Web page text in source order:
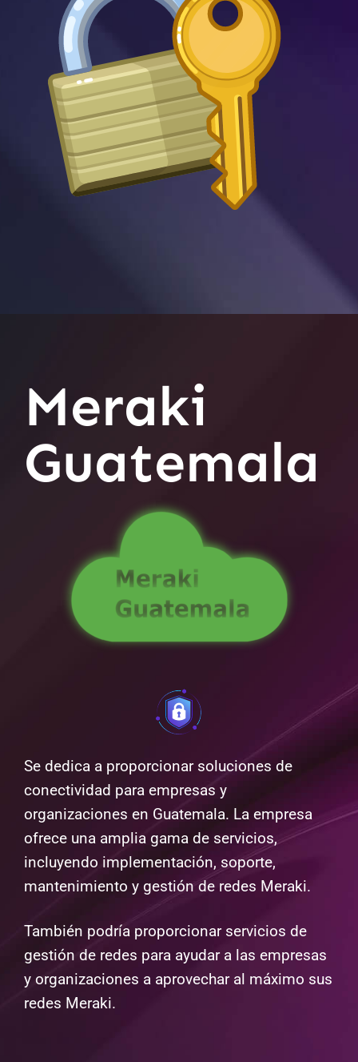
Meraki
Guatemala
Se dedica a proporcionar soluciones de
conectividad para empresas y
organizaciones en Guatemala. La empresa
ofrece una amplia gama de servicios,
incluyendo implementación, soporte,
mantenimiento y gestión de redes Meraki.
También podría proporcionar servicios de
gestión de redes para ayudar a las empresas
y organizaciones a aprovechar al máximo sus
redes Meraki.